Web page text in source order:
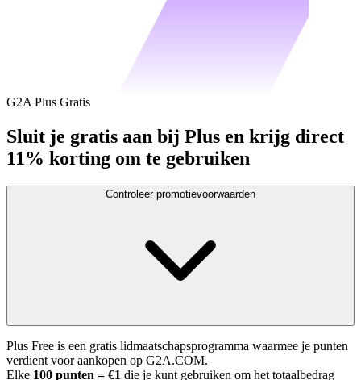
G2A Plus Gratis
Sluit je gratis aan bij Plus en krijg direct
11% korting om te gebruiken
Controleer promotievoorwaarden
Plus Free is een gratis lidmaatschapsprogramma waarmee je punten
verdient voor aankopen op G2A.COM.
Elke 100 punten = €1 die je kunt gebruiken om het totaalbedrag